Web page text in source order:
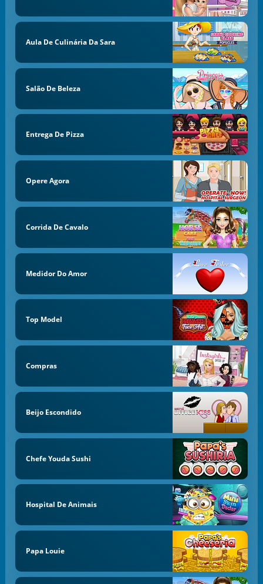
Aula De Culinária Da Sara
Salão De Beleza
Entrega De Pizza
Opere Agora
Corrida De Cavalo
Medidor Do Amor
Top Model
Compras
Beijo Escondido
Chefe Youda Sushi
Hospital De Animais
Papa Louie